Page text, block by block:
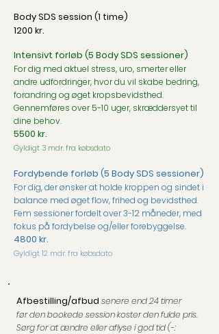
Body SDS session (1 time)
1200 kr.
Intensivt forløb (5 Body SDS sessioner)
For dig med aktuel stress, uro, smerter eller
andre udfordringer, hvor du vil skabe bedring,
forandring og øget kropsbevidsthed.
Gennemføres over 5-10 uger, skræddersyet til
dine behov.
5500 kr.
Gyldigt 3 mdr. fra købsdato
Fordybende forløb (5 Body SDS sessioner)
For dig, der ønsker at holde kroppen og sindet i
balance med øget flow, frihed og bevidsthed.
Fem sessioner fordelt over 3-12 måneder, med
fokus på fordybelse og/eller forebyggelse.
4800 kr.
Gyldigt 12 mdr. fra købsdato
Afbestilling/afbud senere end 24 timer
førden bookede session koster den fulde pris.
Sørg for at ændre eller aflyse i god tid (-: